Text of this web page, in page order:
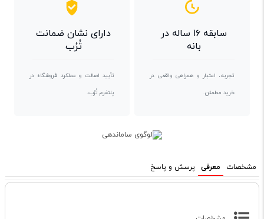
سابقه ۱۶ ساله در
بانه
تجربه، اعتبار و همراهی واقعی در
خرید مطمئن.
دارای نشان ضمانت
تُرُب
تأیید اصالت و عملکرد فروشگاه در
پلتفرم تُرُب.
مشخصات معرفی پرسش و پاسخ